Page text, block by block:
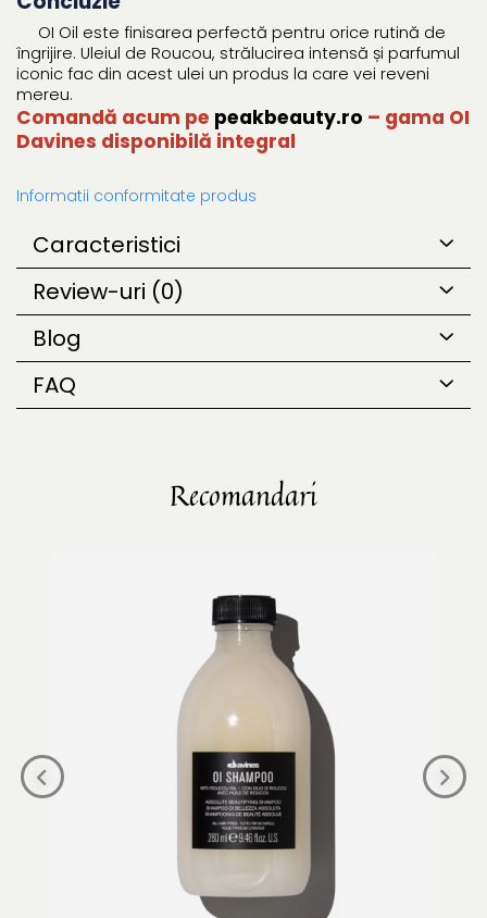
OI Oil este finisarea perfectă pentru orice rutină de
îngrijire. Uleiul de Roucou, strălucirea intensă și parfumul
iconic fac din acest ulei un produs la care vei reveni
mereu.
Comandă acum pe peakbeauty.ro – gama OI
Davines disponibilă integral
Informatii conformitate produs
Caracteristici
Review-uri (0)
Blog
FAQ
Recomandari